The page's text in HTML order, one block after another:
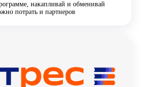
накапливай и обменивай
потрать и партнеров